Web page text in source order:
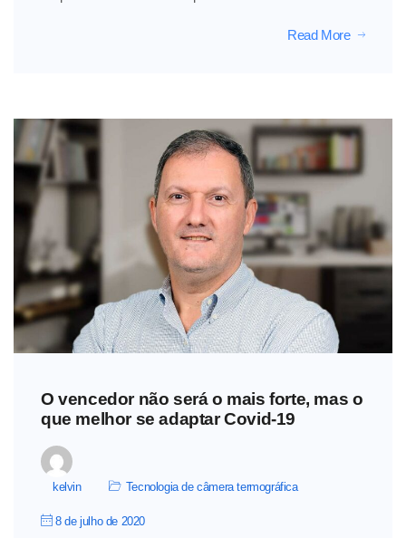
Read More
O vencedor não será o mais forte, mas o
que melhor se adaptar Covid-19
kelvin Tecnologia de câmera termográfica
8 de julho de 2020